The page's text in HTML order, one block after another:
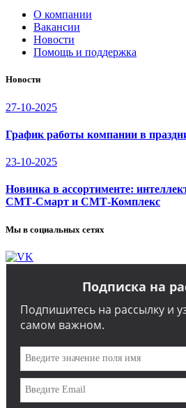
О компании
Вакансии
Новости
Помощь и поддержка
Новости
27-10-2025
График работы компании в
23-10-2025
Новинка в ассортименте:
СМТ-Смарт и СМТ-Комплекс
Мы в социальных сетях
Подписка на
Подпишитесь на рассылку и
самом важном.